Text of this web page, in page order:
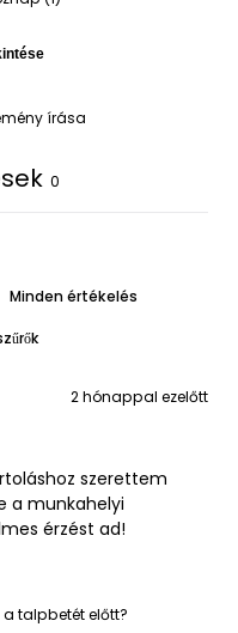
írása
0
2 hónappal ezelőtt
szerettem
a munkahelyi
érzést ad!
talpbetét előtt?